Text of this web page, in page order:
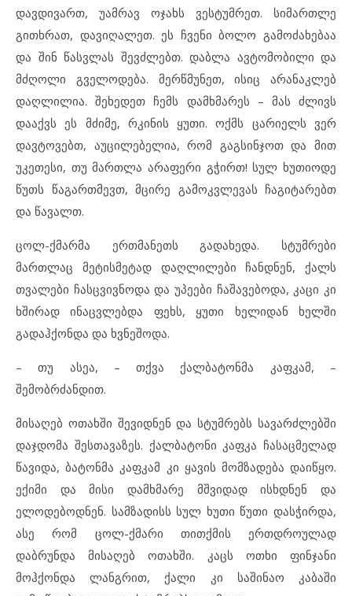
დავდივართ, უამრავ ოჯახს ვესტუმრეთ. სიმართლე
გითხრათ, დავიღალეთ. ეს ჩვენი ბოლო გამოძახებაა
და შინ წასვლას შევძლებთ. დაბლა ავტომობილი და
მძღოლი გველოდება. მერწმუნეთ, ისიც არანაკლებ
დაღლილია. შეხედეთ ჩემს დამხმარეს – მას ძლივს
დააქვს ეს მძიმე, რკინის ყუთი. ოქმს ცარიელს ვერ
დავტოვებთ, აუცილებელია, რომ გაგსინჯოთ და მით
უკეთესი, თუ მართლა არაფერი გჭირთ! სულ ხუთიოდე
წუთს წაგართმევთ, მცირე გამოკვლევას ჩაგიტარებთ
და წავალთ.
ცოლ-ქმარმა ერთმანეთს გადახედა. სტუმრები
მართლაც მეტისმეტად დაღლილები ჩანდნენ, ქალს
თვალები ჩასცვივნოდა და უპეები ჩაშავებოდა, კაცი კი
ხშირად ინაცვლებდა ფეხს, ყუთი ხელიდან ხელში
გადაჰქონდა და ხვნეშოდა.
– თუ ასეა, – თქვა ქალბატონმა კაფკამ, –
შემობრძანდით.
მისაღებ ოთახში შევიდნენ და სტუმრებს სავარძლებში
დაჯდომა შესთავაზეს. ქალბატონი კაფკა ჩასაცმელად
წავიდა, ბატონმა კაფკამ კი ყავის მომზადება დაიწყო.
ექიმი და მისი დამხმარე მშვიდად ისხდნენ და
ელოდებოდნენ. სამზადისს სულ ხუთი წუთი დასჭირდა,
ასე რომ ცოლ-ქმარი თითქმის ერთდროულად
დაბრუნდა მისაღებ ოთახში. კაცს ოთხი ფინჯანი
მოჰქონდა ლანგრით, ქალი კი საშინაო კაბაში